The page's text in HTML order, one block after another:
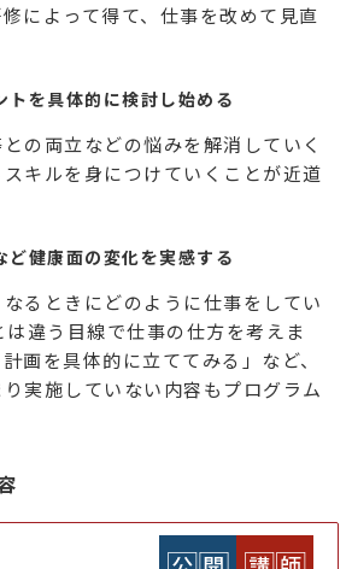
によって得て、仕事を改めて見直
を具体的に検討し始める
の両立などの悩みを解消していく
キルを身につけていくことが近道
健康面の変化を実感する
るときにどのように仕事をしてい
違う目線で仕事の仕方を考えま
画を具体的に立ててみる」など、
実施していない内容もプログラム